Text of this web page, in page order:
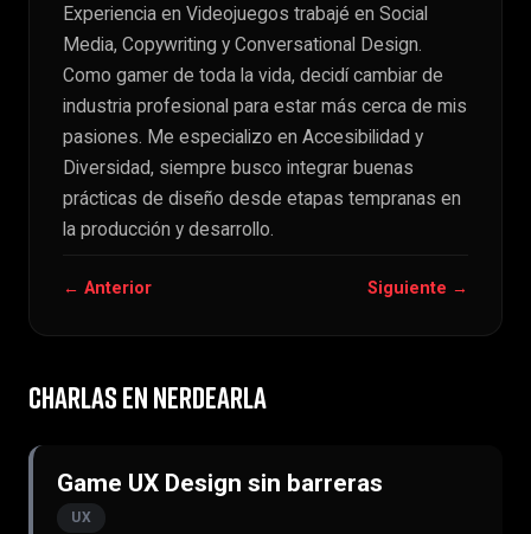
Experiencia en Videojuegos trabajé en Social
Media, Copywriting y Conversational Design.
Como gamer de toda la vida, decidí cambiar de
industria profesional para estar más cerca de mis
pasiones. Me especializo en Accesibilidad y
Diversidad, siempre busco integrar buenas
prácticas de diseño desde etapas tempranas en
la producción y desarrollo.
← Anterior Siguiente →
CHARLAS EN NERDEARLA
Game UX Design sin barreras
UX